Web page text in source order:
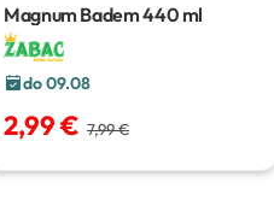
Magnum Badem440 ml
do 09.08
2,99 € 7,99 €